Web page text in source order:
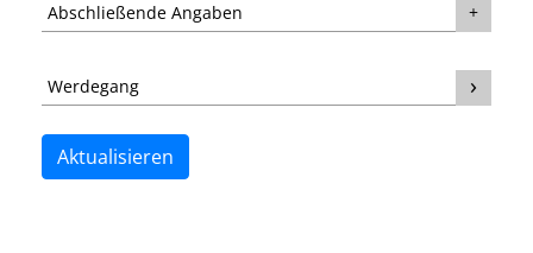
Abschließende Angaben
Werdegang
Aktualisieren